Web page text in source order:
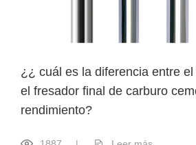
¿¿ cuál es la diferencia entre
el fresador final de carburo
rendimiento?